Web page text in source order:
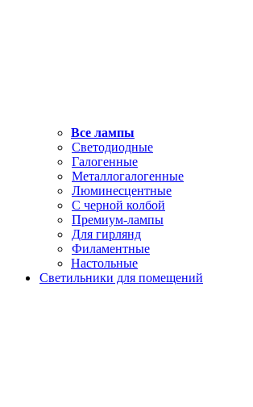
Все лампы
Светодиодные
Галогенные
Металлогалогенные
Люминесцентные
С черной колбой
Премиум-лампы
Для гирлянд
Филаментные
Настольные
Светильники для помещений